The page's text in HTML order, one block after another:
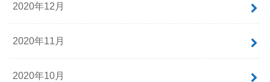
2020年12月
2020年11月
2020年10月